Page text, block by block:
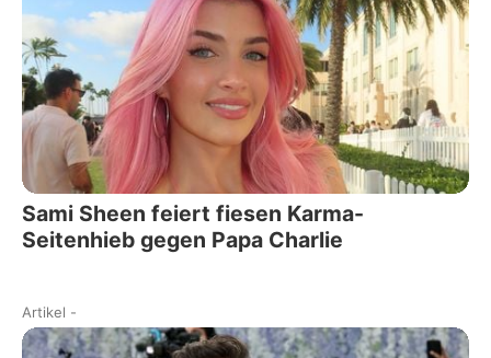
Sami Sheen feiert fiesen Karma-
Seitenhieb gegen Papa Charlie
Artikel -